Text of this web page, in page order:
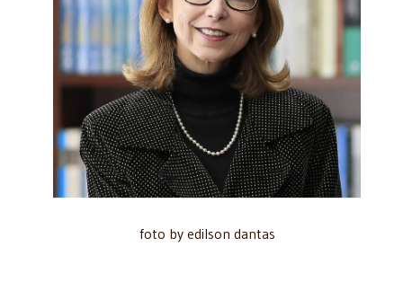
foto by edilson dantas